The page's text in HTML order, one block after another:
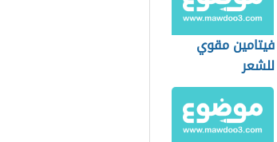
فيتامين مقوي
للشعر